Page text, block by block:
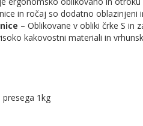
in ročaj so dodatno
– Oblikovane v obliki črke S in
kakovostni materiali in
presega 1kg